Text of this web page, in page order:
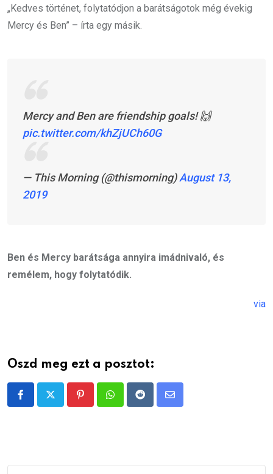
„Kedves történet, folytatódjon a barátságotok még évekig
Mercy és Ben” – írta egy másik.
Mercy and Ben are friendship goals! 🙌
pic.twitter.com/khZjUCh60G
— This Morning (@thismorning)August 13,
2019
Ben és Mercy barátsága annyira imádnivaló, és
remélem, hogy folytatódik.
via
Oszd meg ezt a posztot:
PinterestWhatsappRedditShare